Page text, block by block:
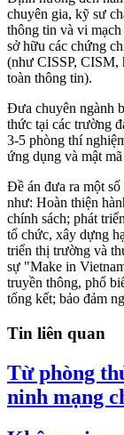
chuyên gia, kỹ sư
thông tin và vi
sở hữu các chứng
(như CISSP, CISM,
toàn thông tin).
Đưa chuyên ngành
thức tại các trường
3-5 phòng thí
ứng dụng và mật
Đề án đưa ra một
như: Hoàn thiện
chính sách; phát
tổ chức, xây dựng
triển thị trường và
sự "Make in
truyền thông, phổ
tổng kết; bảo đảm
Tin liên quan
Từ phòng
ninh mạng